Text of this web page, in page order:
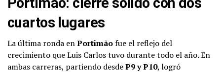
cuartos lugares
La última ronda enPortimãofue el reflejo del
crecimiento que Luis Carlos tuvo durante todo el año. En
ambas carreras, partiendo desdeP9 y P10, logró